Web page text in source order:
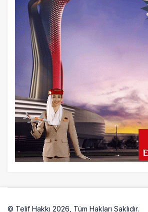
© Telif Hakkı 2026, Tüm Hakları Saklıdır.